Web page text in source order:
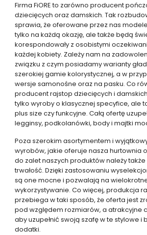
Firma FiORE to zarówno producent
dziecięcych oraz damskich. Tak
sprawia, że oferowane przez nas
tylko na każdą okazję, ale także będą
korespondowały z osobistymi
każdej kobiety. Zależy nam na
związku z czym posiadamy warianty
szerokiej gamie kolorystycznej, a w
wersje samonośne oraz na pasku. Co
producent rajstop dziecięcych i
tylko wyroby o klasycznej specyfice, ale
plus size czy funkcyjne. Całą ofertę
legginsy, podkolanówki, body i majtki
Poza szerokim asortymentem i
wyrobów, jakie oferuje nasza hurtownia
do zalet naszych produktów należy także
trwałość. Dzięki zastosowaniu
są one mocne i pozwalają na
wykorzystywanie. Co więcej, produkcja
przebiega w taki sposób, że oferta jest
pod względem rozmiarów, a atrakcyjne
aby uzupełnić swoją szafę w te stylowe i
dodatki.